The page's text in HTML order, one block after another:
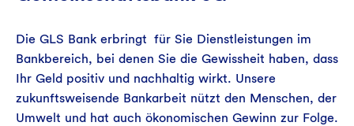
Die GLS Bank erbringt für Sie Dienstleistungen im
Bankbereich, bei denen Sie die Gewissheit haben, dass
Ihr Geld positiv und nachhaltig wirkt. Unsere
zukunftsweisende Bankarbeit nützt den Menschen, der
Umwelt und hat auch ökonomischen Gewinn zur Folge.